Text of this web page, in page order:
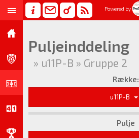
Powered by
Puljeinddeling
» u11P-B » Gruppe 2
Række:
u11P-B
Pulje